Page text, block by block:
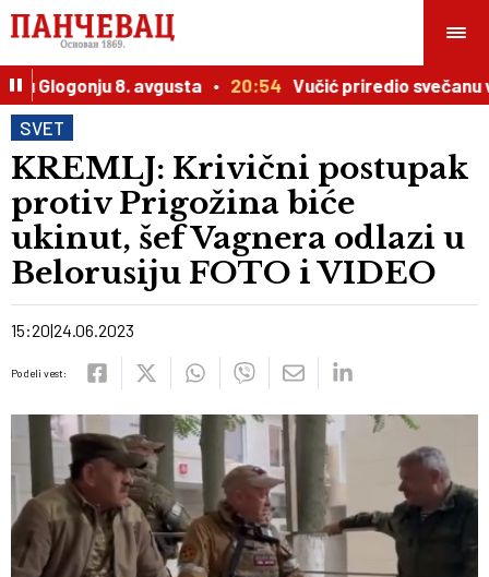
8. avgusta 20:54 Vučić priredio svečanu
SVET
KREMLJ: Krivični postupak
protiv Prigožina biće
ukinut, šef Vagnera odlazi u
Belorusiju FOTO i VIDEO
15:20 24.06.2023
Podeli vest: